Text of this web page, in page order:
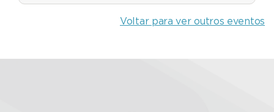
Voltar para ver outros eventos